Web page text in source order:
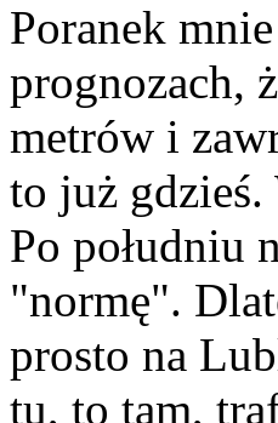
Poranek
prognozach,
metrów i
to już gdzieś.
Po południu
"normę".
prosto na
tu, to tam,